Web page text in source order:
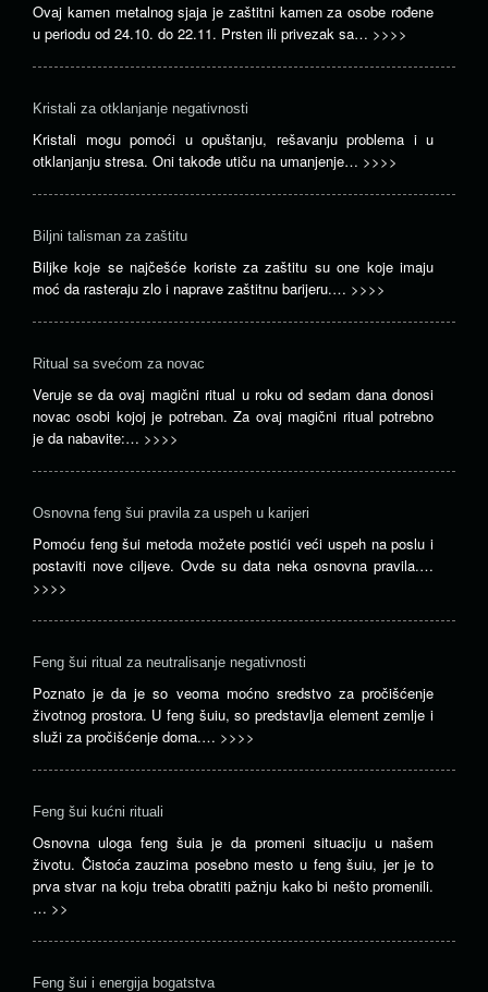
Ovaj kamen metalnog sjaja je zaštitni kamen za osobe rođene
u periodu od 24.10. do 22.11. Prsten ili privezak sa… >>>>
Kristali za otklanjanje negativnosti
Kristali mogu pomoći u opuštanju, rešavanju problema i u
otklanjanju stresa. Oni takođe utiču na umanjenje… >>>>
Biljni talisman za zaštitu
Biljke koje se najčešće koriste za zaštitu su one koje imaju
moć da rasteraju zlo i naprave zaštitnu barijeru.… >>>>
Ritual sa svećom za novac
Veruje se da ovaj magični ritual u roku od sedam dana donosi
novac osobi kojoj je potreban. Za ovaj magični ritual potrebno
je da nabavite:… >>>>
Osnovna feng šui pravila za uspeh u karijeri
Pomoću feng šui metoda možete postići veći uspeh na poslu i
postaviti nove ciljeve. Ovde su data neka osnovna pravila.…
>>>>
Feng šui ritual za neutralisanje negativnosti
Poznato je da je so veoma moćno sredstvo za pročišćenje
životnog prostora. U feng šuiu, so predstavlja element zemlje i
služi za pročišćenje doma.… >>>>
Feng šui kućni rituali
Osnovna uloga feng šuia je da promeni situaciju u našem
životu. Čistoća zauzima posebno mesto u feng šuiu, jer je to
prva stvar na koju treba obratiti pažnju kako bi nešto promenili.
… >>
Feng šui i energija bogatstva